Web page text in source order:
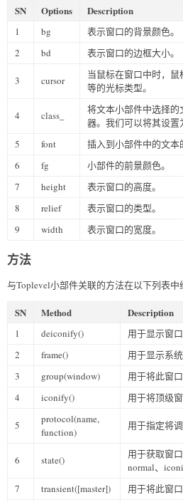
SN Options Description
1 bg
表示窗口的背景颜色。
2
bd 表示窗口的边框大小。
3 cursor
当鼠标在窗口中时，
等的光标类型。
4 class_
将文本小部件中选择
器。我们可以将其设置
5
font
插入到小部件中的文本
6
fg
小部件的前景颜色。
7
height
表示窗口的高度。
8
relief
表示窗口的类型。
9
width 表示窗口的宽度。
方法
与Toplevel小部件关联的方法在以下列表中
SN Method Description
1 deiconify()
用于显示窗口
2
frame()
用于显示系
3
group(window)
用于将此窗
4
iconify() 用于将顶级
5
protocol(name,
function)
用于指定将
6 state()
用于获取窗
normal、
7
transient([master])
用于将此窗